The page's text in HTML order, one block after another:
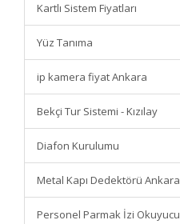
Kartlı Sistem Fiyatları
Yüz Tanıma
ip kamera fiyat Ankara
Bekçi Tur Sistemi - Kızılay
Diafon Kurulumu
Metal Kapı Dedektörü Ankara
Personel Parmak İzi Okuyucu